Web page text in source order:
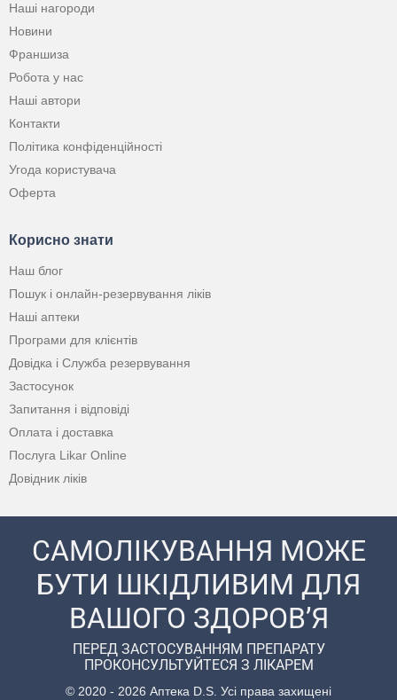
Наші нагороди
Новини
Франшиза
Робота у нас
Наші автори
Контакти
Політика конфіденційності
Угода користувача
Оферта
Корисно знати
Наш блог
Пошук і онлайн-резервування ліків
Наші аптеки
Програми для клієнтів
Довідка і Служба резервування
Застосунок
Запитання і відповіді
Оплата і доставка
Послуга Likar Online
Довідник ліків
САМОЛІКУВАННЯ МОЖЕ
БУТИ ШКІДЛИВИМ ДЛЯ
ВАШОГО ЗДОРОВ’Я
ПЕРЕД ЗАСТОСУВАННЯМ ПРЕПАРАТУ
ПРОКОНСУЛЬТУЙТЕСЯ З ЛІКАРЕМ
© 2020 - 2026 Аптека D.S. Усі права захищені